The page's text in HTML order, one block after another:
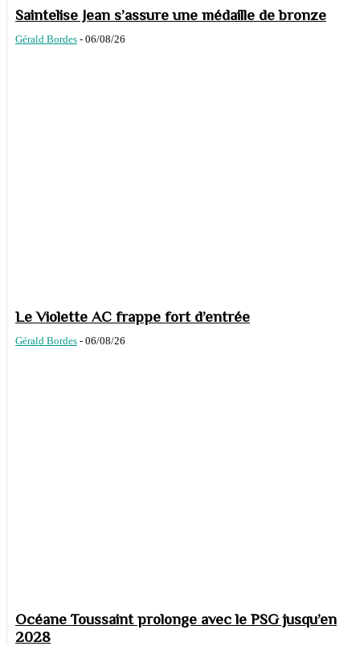
Saintelise Jean s’assure une médaille de bronze
Gérald Bordes - 06/08/26
Le Violette AC frappe fort d’entrée
Gérald Bordes - 06/08/26
Océane Toussaint prolonge avec le PSG jusqu’en
2028